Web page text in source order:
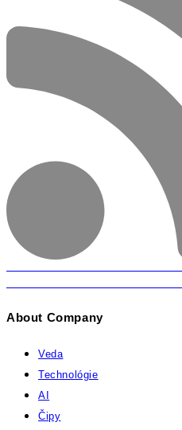
About Company
Veda
Technológie
AI
Čipy